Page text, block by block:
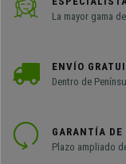
La mayor gama
ENVÍO
Dentro de
GARANTÍA DE
Plazo ampliado